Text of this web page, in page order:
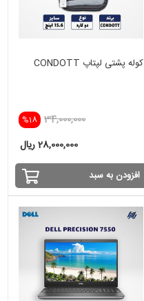
کوله پشتی لپتاپ CONDOTT
%18 34,000,000
28,000,000 ریال
افزودن به سبد